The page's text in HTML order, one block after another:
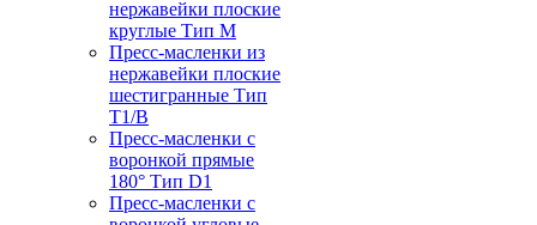
нержавейки плоские
круглые Тип M
Пресс-масленки из
нержавейки плоские
шестигранные Тип
T1/B
Пресс-масленки с
воронкой прямые
180° Тип D1
Пресс-масленки с